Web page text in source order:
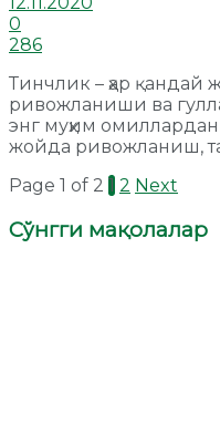
0
286
Тинчлик – ҳар қандай
ривожланиши ва
энг муҳим
жойда ривожланиш,
Page 1 of 2 1 2 Next
Сўнгги мақолалар